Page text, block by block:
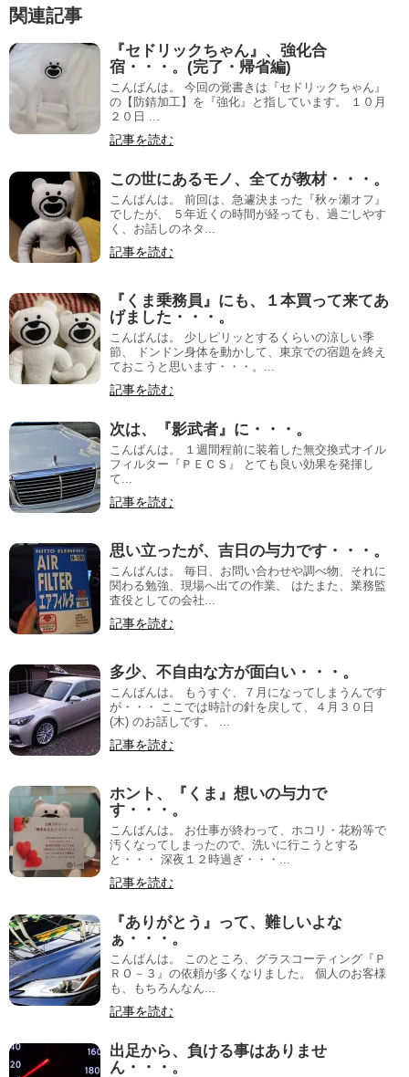
関連記事
『セドリックちゃん』、強化合
宿・・・。(完了・帰省編)
こんばんは。 今回の覚書きは『セドリックちゃん』
の【防錆加工】を『強化』と指しています。 １０月
２０日 ...
記事を読む
この世にあるモノ、全てが教材・・・。
こんばんは。 前回は、急遽決まった『秋ヶ瀬オフ』
でしたが、 ５年近くの時間が経っても、過ごしやす
く、お話しのネタ...
記事を読む
『くま乗務員』にも、１本買って来てあ
げました・・・。
こんばんは。 少しピリッとするくらいの涼しい季
節、 ドンドン身体を動かして、東京での宿題を終え
ておこうと思います・・・。...
記事を読む
次は、『影武者』に・・・。
こんばんは。 １週間程前に装着した無交換式オイル
フィルター『ＰＥＣＳ』 とても良い効果を発揮し
て...
記事を読む
思い立ったが、吉日の与力です・・・。
こんばんは。 毎日、お問い合わせや調べ物、それに
関わる勉強、現場へ出ての作業、 はたまた、業務監
査役としての会社...
記事を読む
多少、不自由な方が面白い・・・。
こんばんは。 もうすぐ、７月になってしまうんです
が・・・ ここでは時計の針を戻して、４月３０日
(木) のお話しです。 ...
記事を読む
ホント、『くま』想いの与力で
す・・・。
こんばんは。 お仕事が終わって、ホコリ・花粉等で
汚くなってしまったので、洗いに行こうとする
と・・・ 深夜１２時過ぎ・・・...
記事を読む
『ありがとう』って、難しいよな
ぁ・・・。
こんばんは。 このところ、グラスコーティング『Ｐ
ＲＯ－３』の依頼が多くなりました。 個人のお客様
も、もちろんなん...
記事を読む
出足から、負ける事はありませ
ん・・・。